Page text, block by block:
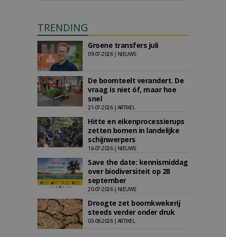
TRENDING
Groene transfers juli
09-07-2026 | NIEUWS
De boomteelt verandert. De
vraag is niet óf, maar hoe
snel
21-07-2026 | ARTIKEL
Hitte en eikenprocessierups
zetten bomen in landelijke
schijnwerpers
16-07-2026 | NIEUWS
Save the date: kennismiddag
over biodiversiteit op 28
september
20-07-2026 | NIEUWS
Droogte zet boomkwekerij
steeds verder onder druk
03-08-2026 | ARTIKEL